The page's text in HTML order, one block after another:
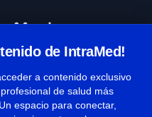
de IntraMed!
a contenido exclusivo
de salud más
espacio para conectar,